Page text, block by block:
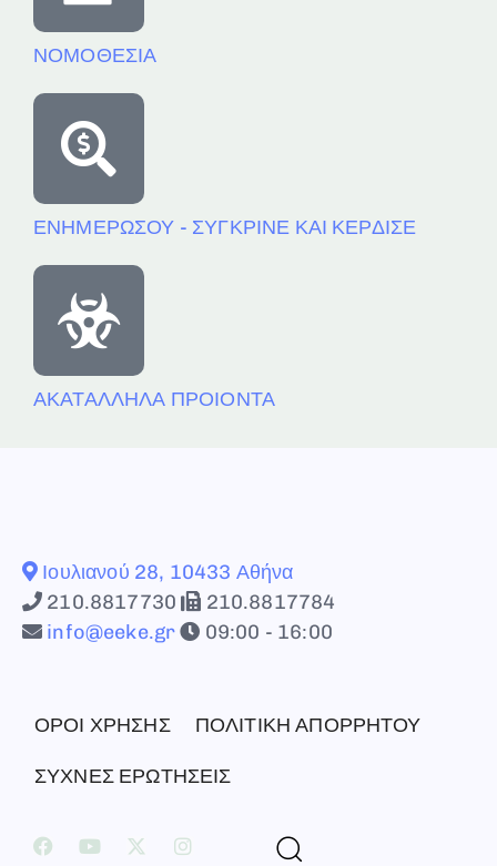
ΝΟΜΟΘΕΣΙΑ
ΕΝΗΜΕΡΩΣΟΥ - ΣΥΓΚΡΙΝΕ ΚΑΙ ΚΕΡΔΙΣΕ
ΑΚΑΤΑΛΛΗΛΑ ΠΡΟΙΟΝΤΑ
Ιουλιανού 28, 10433 Αθήνα
210.8817730
210.8817784
info@eeke.gr
09:00 - 16:00
ΟΡΟΙ ΧΡΗΣΗΣ ΠΟΛΙΤΙΚΗ ΑΠΟΡΡΗΤΟΥ
ΣΥΧΝΕΣ ΕΡΩΤΗΣΕΙΣ